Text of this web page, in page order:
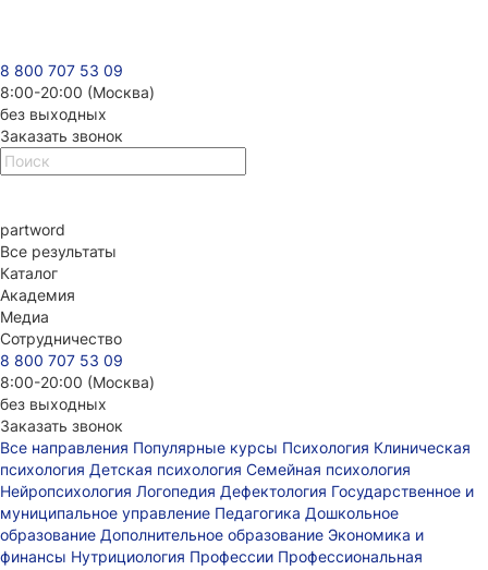
8 800 707 53 09
8:00-20:00 (Москва)
без выходных
Заказать звонок
partword
Все результаты
Каталог
Академия
Медиа
Сотрудничество
8 800 707 53 09
8:00-20:00 (Москва)
без выходных
Заказать звонок
Все направления Популярные курсы Психология Клиническая
психология Детская психология Семейная психология
Нейропсихология Логопедия Дефектология Государственное и
муниципальное управление Педагогика Дошкольное
образование Дополнительное образование Экономика и
финансы Нутрициология Профессии Профессиональная